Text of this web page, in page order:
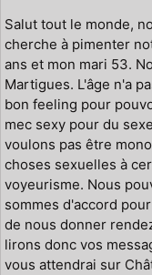
Salut tout le monde,
cherche à pimenter
ans et mon mari 53.
Martigues. L'âge n'a
bon feeling pour
mec sexy pour du
voulons pas être
choses sexuelles à
voyeurisme. Nous
sommes d'accord
de nous donner
lirons donc vos
vous attendrai sur